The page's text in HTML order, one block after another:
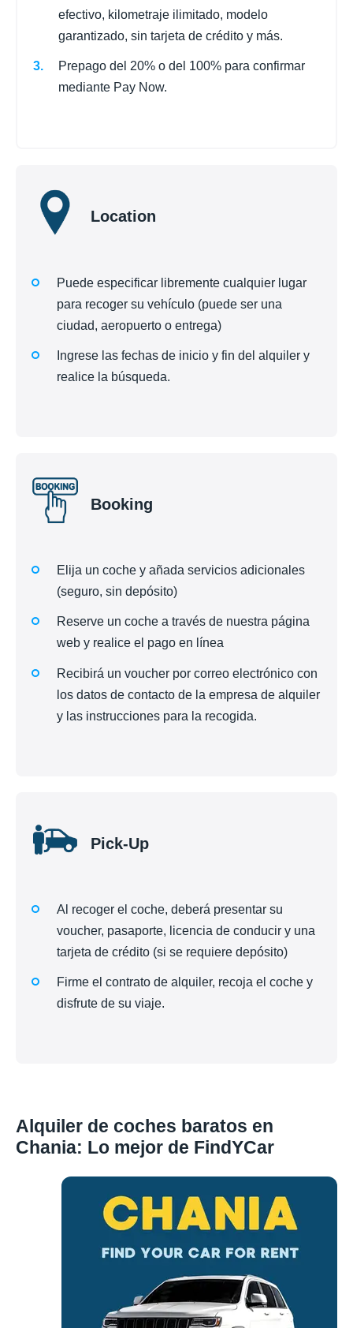
efectivo, kilometraje ilimitado, modelo
garantizado, sin tarjeta de crédito y más.
Prepago del 20% o del 100% para confirmar
mediante Pay Now.
Location
Puede especificar libremente cualquier lugar
para recoger su vehículo (puede ser una
ciudad, aeropuerto o entrega)
Ingrese las fechas de inicio y fin del alquiler y
realice la búsqueda.
Booking
Elija un coche y añada servicios adicionales
(seguro, sin depósito)
Reserve un coche a través de nuestra página
web y realice el pago en línea
Recibirá un voucher por correo electrónico con
los datos de contacto de la empresa de alquiler
y las instrucciones para la recogida.
Pick-Up
Al recoger el coche, deberá presentar su
voucher, pasaporte, licencia de conducir y una
tarjeta de crédito (si se requiere depósito)
Firme el contrato de alquiler, recoja el coche y
disfrute de su viaje.
Alquiler de coches baratos en
Chania: Lo mejor de FindYCar